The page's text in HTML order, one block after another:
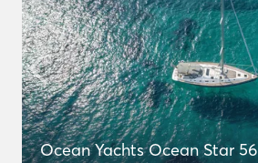
Ocean Yachts Ocean Star 56